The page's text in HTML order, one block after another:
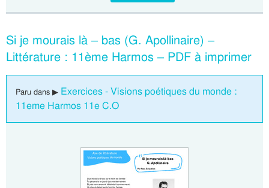
Si je mourais là – bas (G. Apollinaire) –
Littérature : 11ème Harmos – PDF à imprimer
Paru dans ▶ Exercices - Visions poétiques du monde :
11eme Harmos 11e C.O